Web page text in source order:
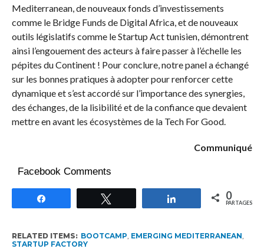
Mediterranean, de nouveaux fonds d’investissements
comme le Bridge Funds de Digital Africa, et de nouveaux
outils législatifs comme le Startup Act tunisien, démontrent
ainsi l’engouement des acteurs à faire passer à l’échelle les
pépites du Continent ! Pour conclure, notre panel a échangé
sur les bonnes pratiques à adopter pour renforcer cette
dynamique et s’est accordé sur l’importance des synergies,
des échanges, de la lisibilité et de la confiance que devaient
mettre en avant les écosystèmes de la Tech For Good.
Communiqué
Facebook Comments
Partagez 0
PARTAGES
RELATED ITEMS: BOOTCAMP EMERGING MEDITERRANEAN
STARTUP FACTORY